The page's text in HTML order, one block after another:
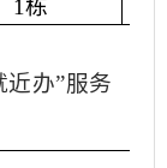
1栋
近办”服务